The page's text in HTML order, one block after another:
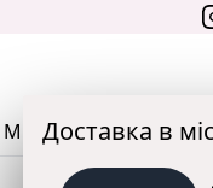
Доставка в
М'ЯКІ ІГРАШКИ